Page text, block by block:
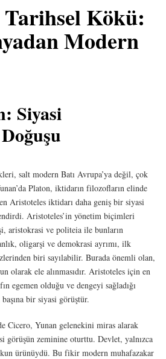
Kökü:
Modern
Siyasi
salt modern Batı Avrupa’ya değil, çok
Platon, iktidarın filozofların elinde
Aristoteles iktidarı daha geniş bir siyasi
Aristoteles’in yönetim biçimleri
aristokrasi ve politeia ile bunların
oligarşi ve demokrasi ayrımı, ilk
biri sayılabilir. Burada önemli olan,
olarak ele alınmasıdır. Aristoteles için en
egemen olduğu ve dengeyi sağladığı
bir siyasi görüştür.
Cicero, Yunan gelenekini miras alarak
görüşün zeminine oturttu. Devlet, yalnızca
ürünüydü. Bu fikir modern muhafazakar